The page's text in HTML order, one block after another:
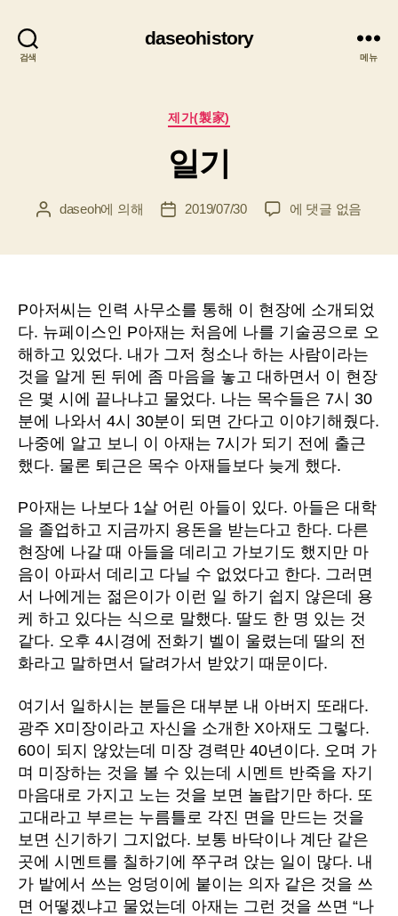
검색
daseohistory
메뉴
카
고
리
제가(製家)
일기
게
자
daseoh에 의해
게
2019/07/30
일
에 댓글 없음
P아저씨는 인력 사무소를 통해 이 현장에 소개되었
다. 뉴페이스인 P아재는 처음에 나를 기술공으로 오
해하고 있었다. 내가 그저 청소나 하는 사람이라는
것을 알게 된 뒤에 좀 마음을 놓고 대하면서 이 현장
은 몇 시에 끝나냐고 물었다. 나는 목수들은 7시 30
분에 나와서 4시 30분이 되면 간다고 이야기해줬다.
나중에 알고 보니 이 아재는 7시가 되기 전에 출근
했다. 물론 퇴근은 목수 아재들보다 늦게 했다.
P아재는 나보다 1살 어린 아들이 있다. 아들은 대학
을 졸업하고 지금까지 용돈을 받는다고 한다. 다른
현장에 나갈 때 아들을 데리고 가보기도 했지만 마
음이 아파서 데리고 다닐 수 없었다고 한다. 그러면
서 나에게는 젊은이가 이런 일 하기 쉽지 않은데 용
케 하고 있다는 식으로 말했다. 딸도 한 명 있는 것
같다. 오후 4시경에 전화기 벨이 울렸는데 딸의 전
화라고 말하면서 달려가서 받았기 때문이다.
여기서 일하시는 분들은 대부분 내 아버지 또래다.
광주 X미장이라고 자신을 소개한 X아재도 그렇다.
60이 되지 않았는데 미장 경력만 40년이다. 오며 가
며 미장하는 것을 볼 수 있는데 시멘트 반죽을 자기
마음대로 가지고 노는 것을 보면 놀랍기만 하다. 또
고대라고 부르는 누름틀로 각진 면을 만드는 것을
보면 신기하기 그지없다. 보통 바닥이나 계단 같은
곳에 시멘트를 칠하기에 쭈구려 앉는 일이 많다. 내
가 밭에서 쓰는 엉덩이에 붙이는 의자 같은 것을 쓰
면 어떻겠냐고 물었는데 아재는 그런 것을 쓰면 “나